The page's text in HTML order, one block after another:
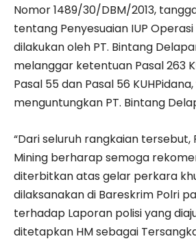
Nomor 1489/30/DBM/2013,
tentang Penyesuaian IUP
dilakukan oleh PT. Bintang
melanggar ketentuan Pasal 263
Pasal 55 dan Pasal 56
menguntungkan PT. Bintang
“Dari seluruh rangkaian tersebut,
Mining berharap semoga
diterbitkan atas gelar perkara
dilaksanakan di Bareskrim Polri
terhadap Laporan polisi yang
ditetapkan HM sebagai